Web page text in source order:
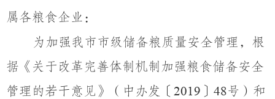
属各粮食企业：
为加强我市市级储备粮质量安全管理，根
据《关于改革完善体制机制加强粮食储备安全
管理的若干意见》（中办发〔 2019 〕 48号）和